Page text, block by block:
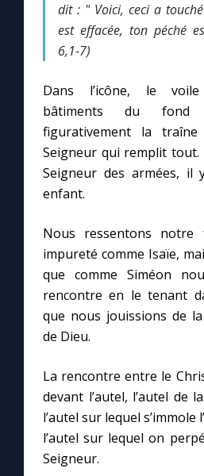
dit : " Voici, ceci a
est effacée, ton péché
6,1-7)
Dans l’icône, le
bâtiments du fond
figurativement la
Seigneur qui remplit tout.
Seigneur des armées, il
enfant.
Nous ressentons
impureté comme Isaïe,
que comme Siméon
rencontre en le tenant
que nous jouissions de
de Dieu.
La rencontre entre le
devant l’autel, l’autel de
l’autel sur lequel s’immole
l’autel sur lequel on
Seigneur.